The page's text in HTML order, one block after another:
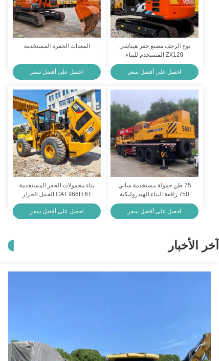
نوع الزحف مصنع حفر هيتاشي
ZX120 المستخدم للبناء
الحضري
احصل على أفضل سعر
المعدات الحفرة المستخدمة
احصل على أفضل سعر
75 طن حمولة مستخدمة ساني
750 رافعة البناء الهيدروليكية
اليد ثانية شاحنة رافعة
احصل على أفضل سعر
بناء محمولات الحفر المستخدمة
CAT 966H 6T الحمل الجرار
اليد الثانية محمولات الحفر
احصل على أفضل سعر